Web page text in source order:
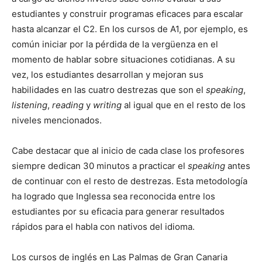
estudiantes y construir programas eficaces para escalar
hasta alcanzar el C2. En los cursos de A1, por ejemplo, es
común iniciar por la pérdida de la vergüenza en el
momento de hablar sobre situaciones cotidianas. A su
vez, los estudiantes desarrollan y mejoran sus
habilidades en las cuatro destrezas que son el speaking,
listening, reading y writing al igual que en el resto de los
niveles mencionados.
Cabe destacar que al inicio de cada clase los profesores
siempre dedican 30 minutos a practicar el speaking antes
de continuar con el resto de destrezas. Esta metodología
ha logrado que Inglessa sea reconocida entre los
estudiantes por su eficacia para generar resultados
rápidos para el habla con nativos del idioma.
Los cursos de inglés en Las Palmas de Gran Canaria